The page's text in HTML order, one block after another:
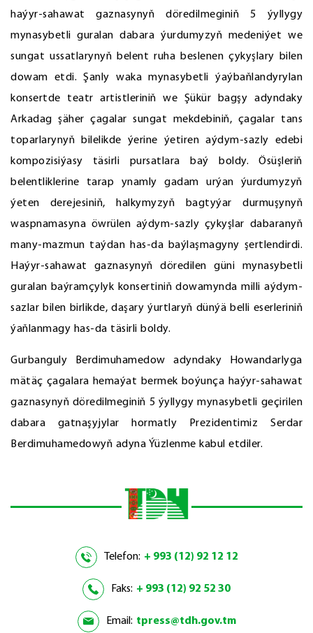
haýyr-sahawat gaznasynyň döredilmeginiň 5 ýyllygy
mynasybetli guralan dabara ýurdumyzyň medeniýet we
sungat ussatlarynyň belent ruha beslenen çykyşlary bilen
dowam etdi. Şanly waka mynasybetli ýaýbaňlandyrylan
konsertde teatr artistleriniň we Şükür bagşy adyndaky
Arkadag şäher çagalar sungat mekdebiniň, çagalar tans
toparlarynyň bilelikde ýerine ýetiren aýdym-sazly edebi
kompozisiýasy täsirli pursatlara baý boldy. Ösüşleriň
belentliklerine tarap ynamly gadam urýan ýurdumyzyň
ýeten derejesiniň, halkymyzyň bagtyýar durmuşynyň
waspnamasyna öwrülen aýdym-sazly çykyşlar dabaranyň
many-mazmun taýdan has-da baýlaşmagyny şertlendirdi.
Haýyr-sahawat gaznasynyň döredilen güni mynasybetli
guralan baýramçylyk konsertiniň dowamynda milli aýdym-
sazlar bilen birlikde, daşary ýurtlaryň dünýä belli eserleriniň
ýaňlanmagy has-da täsirli boldy.
Gurbanguly Berdimuhamedow adyndaky Howandarlyga
mätäç çagalara hemaýat bermek boýunça haýyr-sahawat
gaznasynyň döredilmeginiň 5 ýyllygy mynasybetli geçirilen
dabara gatnaşyjylar hormatly Prezidentimiz Serdar
Berdimuhamedowyň adyna Ýüzlenme kabul etdiler.
Telefon: + 993 (12) 92 12 12
Faks: + 993 (12) 92 52 30
Email: tpress@tdh.gov.tm